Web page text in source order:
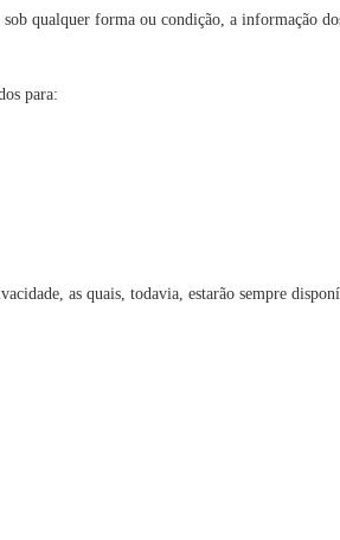
qualquer forma ou condição, a informação
para:
as quais, todavia, estarão sempre